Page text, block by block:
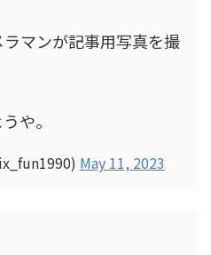
マンが記事用写真を撮
や。
May 11, 2023